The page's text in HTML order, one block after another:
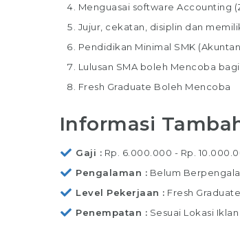
Menguasai software Accounting
Jujur, cekatan, disiplin dan
Pendidikan Minimal SMK
Lulusan SMA boleh Mencoba
Fresh Graduate Boleh Mencoba
Informasi
Gaji
Rp. 6.000.000 - Rp.
Pengalaman
Belum
Level Pekerjaan
Fresh Graduate
Penempatan
Sesuai Lokasi Iklan